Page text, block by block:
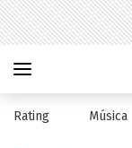
Rating Música